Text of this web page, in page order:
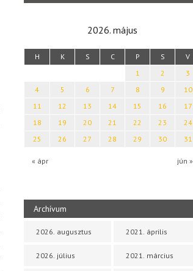
2026. május
H K S C P S V
« ápr jún »
1 2
3
4
5 6 7 8 9
10
11
12 13 14 15 16
17
18
19 20 21 22 23
24
25
26 27 28 29 30 31
Archívum
2026. augusztus
2026. július
2021. április
2021. március